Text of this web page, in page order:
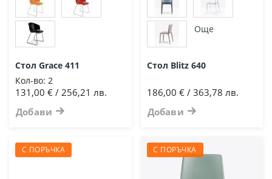
Стол Grace 411
Кол-во: 2
131,00 € / 256,21 лв.
Добави
Още
Стол Blitz 640
186,00 € / 363,78 лв.
Добави
С ПОРЪЧКА С ПОРЪЧКА